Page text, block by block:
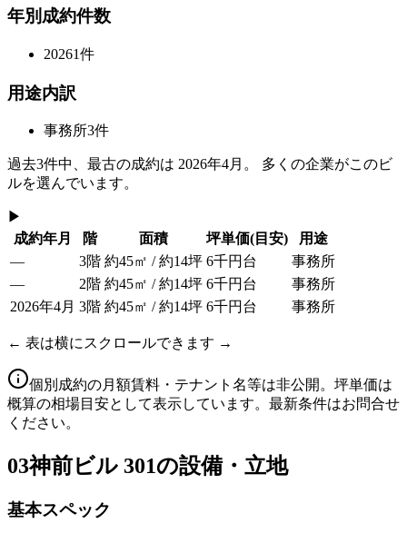
年別成約件数
20261件
用途内訳
事務所3件
過去3件中、最古の成約は 2026年4月 。 多くの企業がこのビ
ルを選んでいます。
▶
成約年月
階 面積 坪単価(目安)
用途
—
3階 約45㎡ / 約14坪 6千円台
事務所
—
2階 約45㎡ / 約14坪 6千円台
事務所
2026年4月 3階 約45㎡ / 約14坪 6千円台 事務所
← 表は横にスクロールできます →
個別成約の月額賃料・テナント名等は非公開。坪単価は
概算の相場目安として表示しています。最新条件はお問合せ
ください。
03神前ビル 301の設備・立地
基本スペック